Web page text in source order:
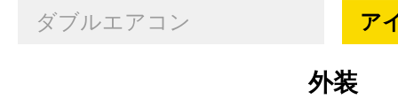
ダブルエアコン ア
外装